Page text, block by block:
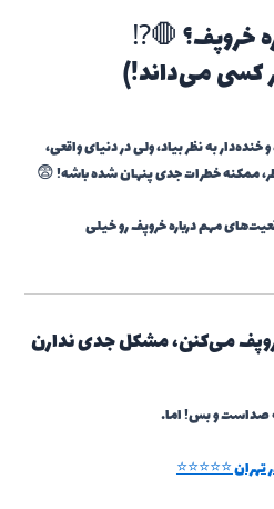
خروپف؟ 🛑⁉️
کسی می‌داند!)
به نظر بیاد، ولی در دنیای واقعی،
ممکنه خطرات جدی پنهان شده باشه! 😨
مهم درباره خروپف رو خیلی
که خروپف می‌کنن، مشکل جدی ندارن
صداست و بس! اما…
تهران ⭐⭐⭐⭐⭐